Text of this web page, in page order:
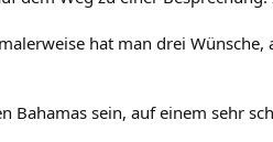
hat man drei
Bahamas sein, auf einem sehr